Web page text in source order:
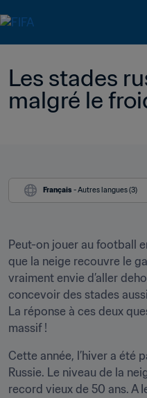
Les stades
malgré le
Français - Autres langues (3)
Peut-on jouer au football
que la neige recouvre le
vraiment envie d’aller
concevoir des stades
La réponse à ces deux
massif !
Cette année, l’hiver a été
Russie. Le niveau de la
record vieux de 50 ans. A